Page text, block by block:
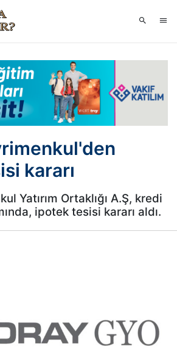
kararı
Yatırım Ortaklığı A.Ş, kredi
ipotek tesisi kararı aldı.